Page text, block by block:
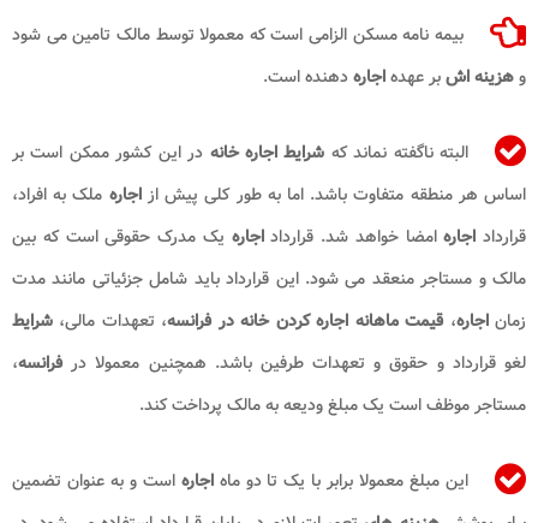
بیمه نامه مسکن الزامی است که معمولا توسط مالک تامین می شود
وهزینه اشبر عهدهاجارهدهنده است.
البته ناگفته نماند که شرایط اجاره خانه در این کشور ممکن است بر
اساس هر منطقه متفاوت باشد. اما به طور کلی پیش ازاجاره ملک به افراد،
قرارداد اجارهامضا خواهد شد. قرارداداجاره یک مدرک حقوقی است که بین
مالک و مستاجر منعقد می شود. این قرارداد باید شامل جزئیاتی مانند مدت
زماناجاره،قیمت ماهانه اجاره کردن خانه در فرانسه، تعهدات مالی، شرایط
لغو قرارداد و حقوق و تعهدات طرفین باشد. همچنین معمولا درفرانسه،
مستاجر موظف است یک مبلغ ودیعه به مالک پرداخت کند.
این مبلغ معمولا برابر با یک تا دو ماهاجارهاست و به عنوان تضمین